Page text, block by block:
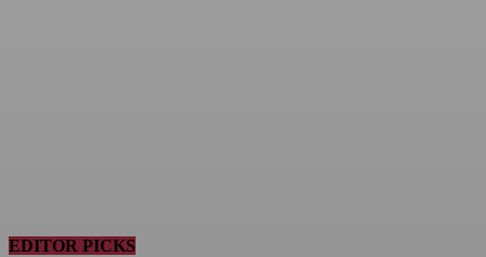
EDITOR PICKS